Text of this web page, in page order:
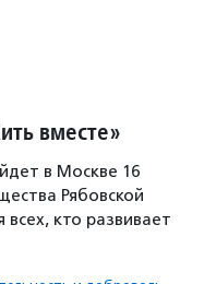
вместе»
в Москве 16
Рябовской
кто развивает